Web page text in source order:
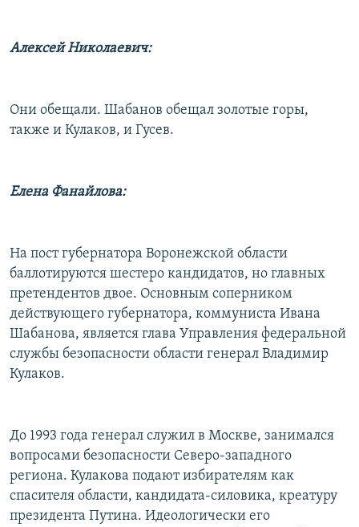
Алексей Николаевич:
Они обещали. Шабанов обещал золотые горы,
также и Кулаков, и Гусев.
Елена Фанайлова:
На пост губернатора Воронежской области
баллотируются шестеро кандидатов, но главных
претендентов двое. Основным соперником
действующего губернатора, коммуниста Ивана
Шабанова, является глава Управления федеральной
службы безопасности области генерал Владимир
Кулаков.
До 1993 года генерал служил в Москве, занимался
вопросами безопасности Северо-западного
региона. Кулакова подают избирателям как
спасителя области, кандидата-силовика, креатуру
президента Путина. Идеологически его